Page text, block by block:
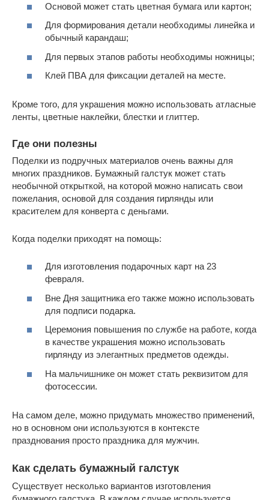
Основой может стать цветная бумага или картон;
Для формирования детали необходимы линейка и
обычный карандаш;
Для первых этапов работы необходимы ножницы;
Клей ПВА для фиксации деталей на месте.
Кроме того, для украшения можно использовать атласные
ленты, цветные наклейки, блестки и глиттер.
Где они полезны
Поделки из подручных материалов очень важны для
многих праздников. Бумажный галстук может стать
необычной открыткой, на которой можно написать свои
пожелания, основой для создания гирлянды или
красителем для конверта с деньгами.
Когда поделки приходят на помощь:
Для изготовления подарочных карт на 23
февраля.
Вне Дня защитника его также можно использовать
для подписи подарка.
Церемония повышения по службе на работе, когда
в качестве украшения можно использовать
гирлянду из элегантных предметов одежды.
На мальчишнике он может стать реквизитом для
фотосессии.
На самом деле, можно придумать множество применений,
но в основном они используются в контексте
празднования просто праздника для мужчин.
Как сделать бумажный галстук
Существует несколько вариантов изготовления